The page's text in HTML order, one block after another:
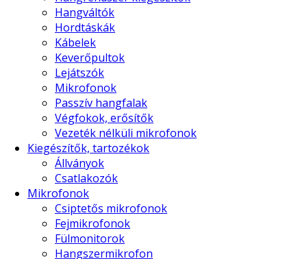
Hangváltók
Hordtáskák
Kábelek
Keverőpultok
Lejátszók
Mikrofonok
Passzív hangfalak
Végfokok, erősítők
Vezeték nélküli mikrofonok
Kiegészítők, tartozékok
Állványok
Csatlakozók
Mikrofonok
Csiptetős mikrofonok
Fejmikrofonok
Fülmonitorok
Hangszermikrofon